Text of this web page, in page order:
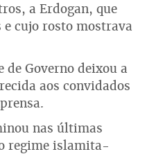
a Erdogan, que
e cujo rosto mostrava
Governo deixou a
aos convidados
nas últimas
regime islamita-